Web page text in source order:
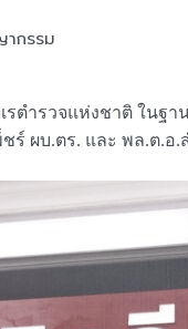
กรรม
รตำรวจแห่งชาติ ใน
ผบ.ตร. และ พล.ต.